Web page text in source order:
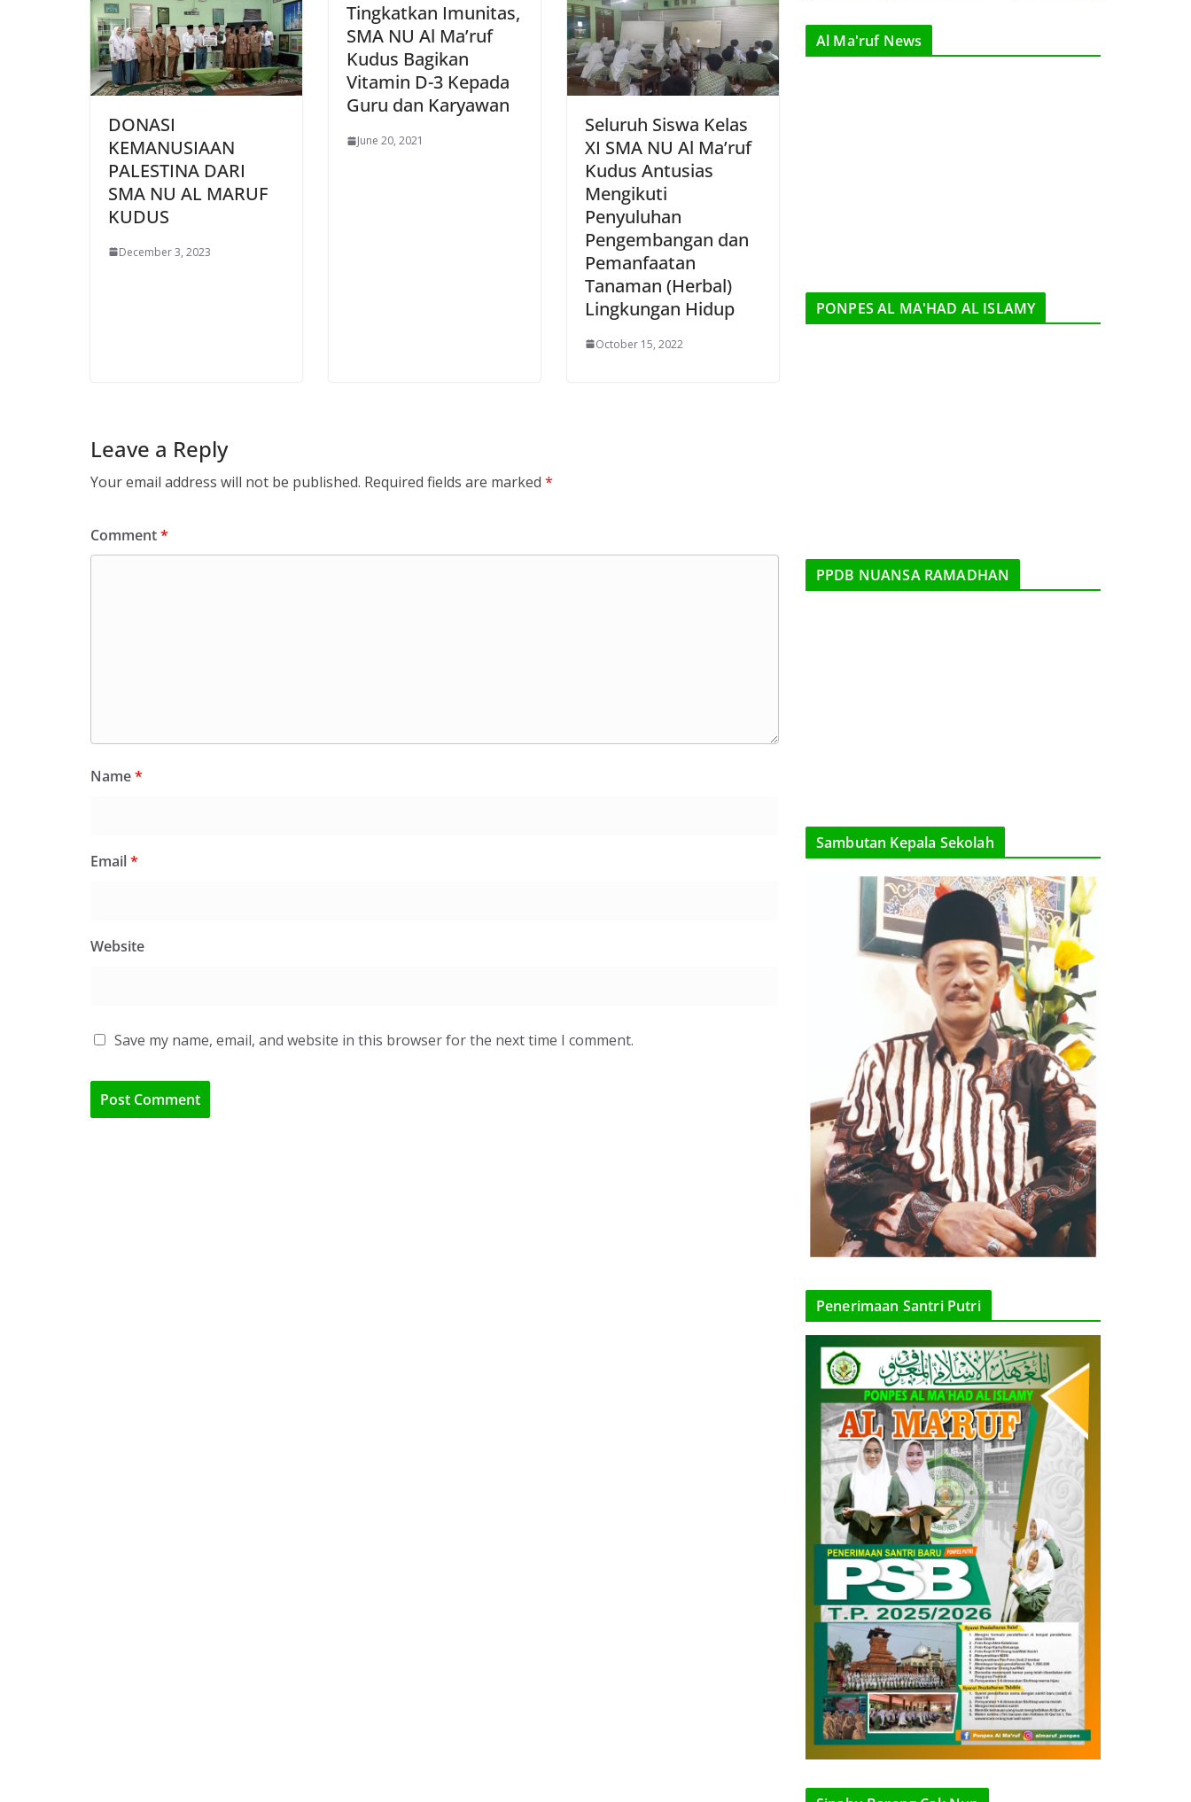
DONASI
KEMANUSIAAN
PALESTINA DARI
SMA NU AL MARUF
KUDUS
December 3, 2023
Tingkatkan Imunitas,
SMA NU Al Ma’ruf
Kudus Bagikan
Vitamin D-3 Kepada
Guru dan Karyawan
June 20, 2021
Seluruh Siswa Kelas
XI SMA NU Al Ma’ruf
Kudus Antusias
Mengikuti
Penyuluhan
Pengembangan dan
Pemanfaatan
Tanaman (Herbal)
Lingkungan Hidup
October 15, 2022
Leave a Reply
Your email address will not be published. Required fields are marked *
Comment*
Name*
Email*
Website
Save my name, email, and website in this browser for the next time I comment.
Al Ma'ruf News
PONPES AL MA'HAD AL ISLAMY
PPDB NUANSA RAMADHAN
Sambutan Kepala Sekolah
Penerimaan Santri Putri